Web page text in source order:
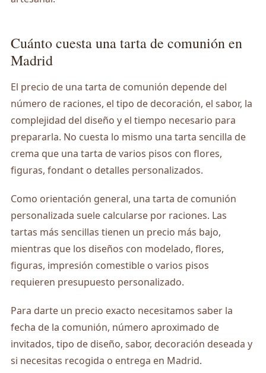
Cuánto cuesta una tarta de comunión en
Madrid
El precio de una tarta de comunión depende del
número de raciones, el tipo de decoración, el sabor, la
complejidad del diseño y el tiempo necesario para
prepararla. No cuesta lo mismo una tarta sencilla de
crema que una tarta de varios pisos con flores,
figuras, fondant o detalles personalizados.
Como orientación general, una tarta de comunión
personalizada suele calcularse por raciones. Las
tartas más sencillas tienen un precio más bajo,
mientras que los diseños con modelado, flores,
figuras, impresión comestible o varios pisos
requieren presupuesto personalizado.
Para darte un precio exacto necesitamos saber la
fecha de la comunión, número aproximado de
invitados, tipo de diseño, sabor, decoración deseada y
si necesitas recogida o entrega en Madrid.